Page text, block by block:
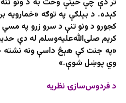
تر دې چې ځینې وخت به د ونو تنه
کېده. د بېلګې په توګه
کجورو د ونو تنې د سرو زرو په مسي
کریم صلی‌الله‌علیه‌وسلم له دې
«په جنت کې هېڅ داسې ونه نشته
وي پوښل شوې.»
د فردوس‌سازۍ نظریه